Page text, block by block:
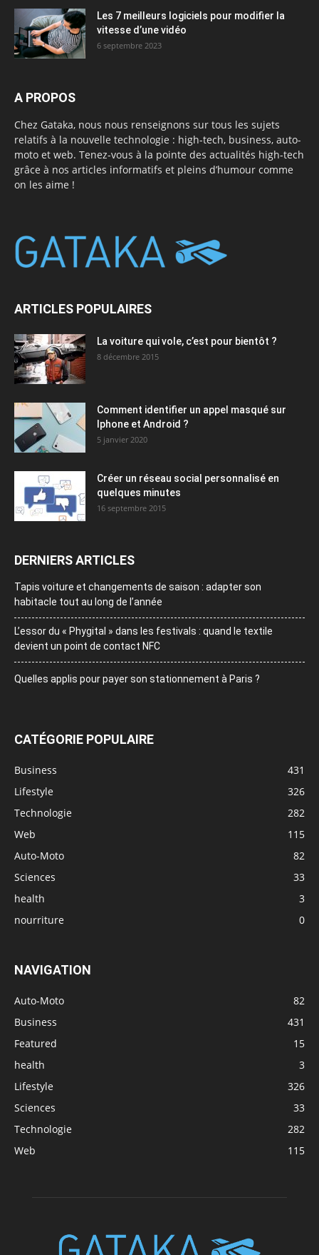
Les 7 meilleurs logiciels pour modifier la
vitesse d’une vidéo
6 septembre 2023
A PROPOS
Chez Gataka, nous nous renseignons sur tous les sujets
relatifs à la nouvelle technologie : high-tech, business, auto-
moto et web. Tenez-vous à la pointe des actualités high-tech
grâce à nos articles informatifs et pleins d’humour comme
on les aime !
ARTICLES POPULAIRES
La voiture qui vole, c’est pour bientôt ?
8 décembre 2015
Comment identifier un appel masqué sur
Iphone et Android ?
5 janvier 2020
Créer un réseau social personnalisé en
quelques minutes
16 septembre 2015
DERNIERS ARTICLES
Tapis voiture et changements de saison : adapter son
habitacle tout au long de l’année
L’essor du « Phygital » dans les festivals : quand le textile
devient un point de contact NFC
Quelles applis pour payer son stationnement à Paris ?
CATÉGORIE POPULAIRE
Business
431
Lifestyle
326
Technologie
282
Web
115
Auto-Moto
82
Sciences
33
health
3
nourriture
0
NAVIGATION
Auto-Moto
82
Business
431
Featured
15
health
3
Lifestyle
326
Sciences
33
Technologie
282
Web
115